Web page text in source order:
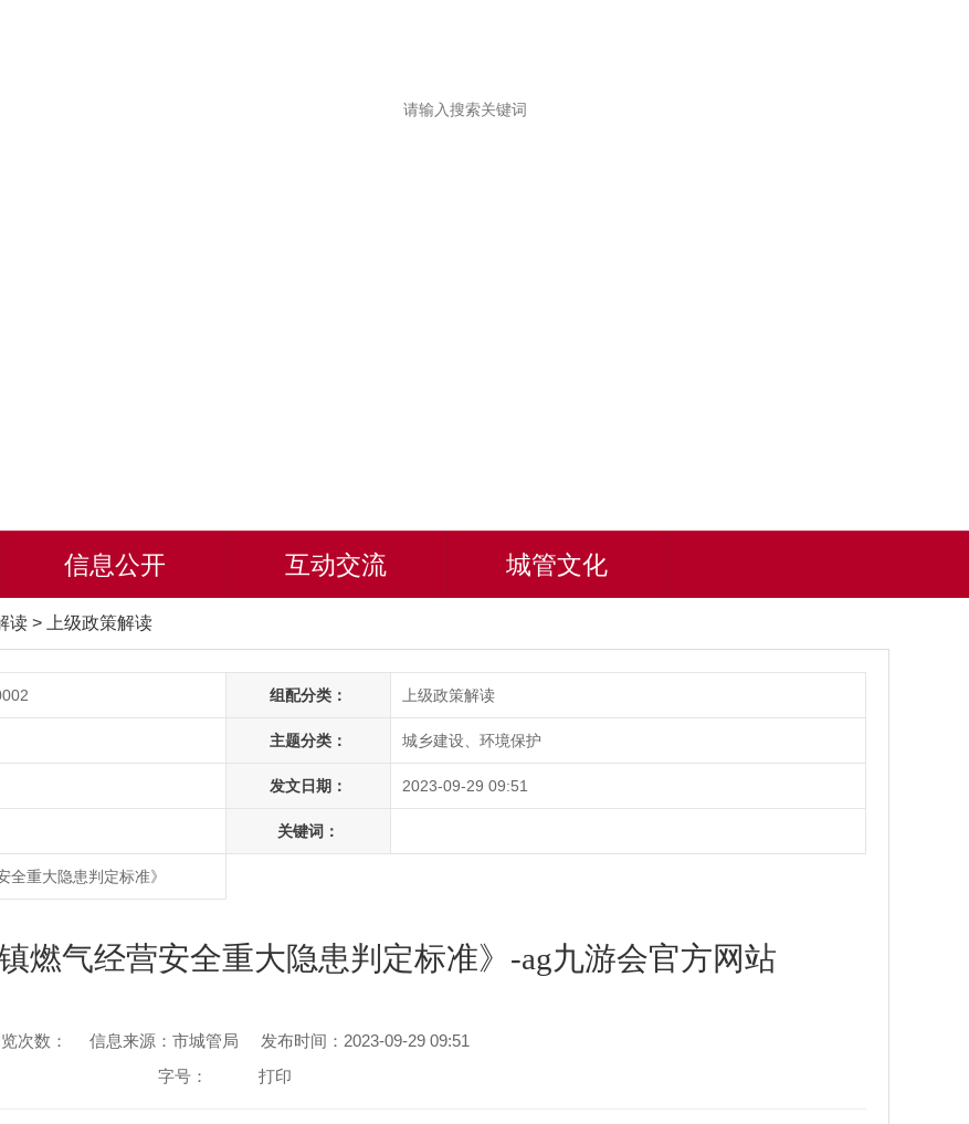
信息公开 互动交流 城管文化
读 > 上级政策解读
组配分类： 上级政策解读
主题分类： 城乡建设、环境保护
发文日期： 2023-09-29 09:51
关键词：
全重大隐患判定标准》
燃气经营安全重大隐患判定标准》-ag九游会官方网站
次数： 信息来源：市城管局
发布时间：2023-09-29 09:51
字号：
打印